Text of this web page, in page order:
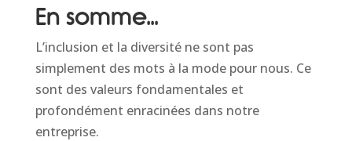
En somme…
L’inclusion et la diversité ne sont pas
simplement des mots à la mode pour nous. Ce
sont des valeurs fondamentales et
profondément enracinées dans notre
entreprise.